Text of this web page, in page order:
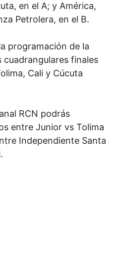
en el A; y América,
Petrolera, en el B.
programación de la
cuadrangulares finales
Cali y Cúcuta
RCN podrás
entre Junior vs Tolima
Independiente Santa